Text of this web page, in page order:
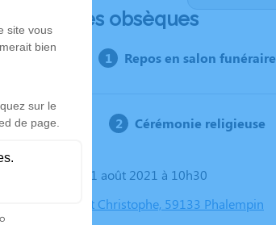
Déroulé des obsèques
Repos en salon funéraire
Cérémonie religieuse
Le mardi 31 août 2021 à 10h30
Église Saint Christophe, 59133 Phalempin